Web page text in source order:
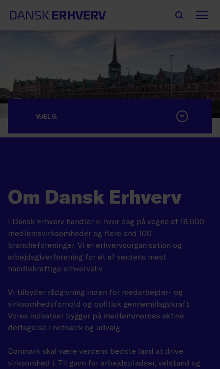
VÆLG
Om Dansk Erhverv
I Dansk Erhverv handler vi hver dag på vegne af 18.000
medlemsvirksomheder og flere end 100
brancheforeninger. Vi er erhvervsorganisation og
arbejdsgiverforening for et af verdens mest
handlekraftige erhvervsliv.
Vi tilbyder rådgivning inden for medarbejder- og
virksomhedsforhold og politisk gennemslagskraft.
Vores indsatser bygger på medlemmernes aktive
deltagelse i netværk og udvalg.
Danmark skal være verdens bedste land at drive
virksomhed i. Til gavn for arbejdspladser, velstand og